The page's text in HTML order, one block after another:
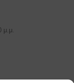
μ.μ.